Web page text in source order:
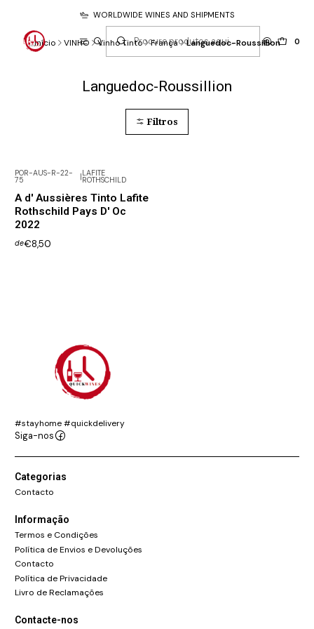
0
WORLDWIDE WINES AND SHIPMENTS
Início VINHO Vinho Tinto França Languedoc-Roussillion
Languedoc-Roussillion
Filtros
POR-AUS-R-22-
75 |LAFITE
ROTHSCHILD
A d' Aussières Tinto Lafite
Rothschild Pays D' Oc
2022
de€8,50
#stayhome #quickdelivery
Siga-nos
Categorias
Contacto
Informação
Termos e Condições
Política de Envios e Devoluções
Contacto
Política de Privacidade
Livro de Reclamações
Contacte-nos